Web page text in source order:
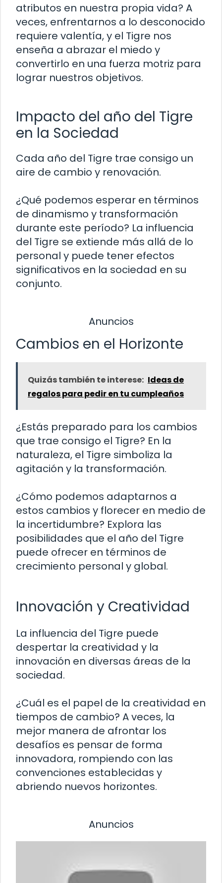
atributos en nuestra propia vida? A
veces, enfrentarnos a lo desconocido
requiere valentía, y el Tigre nos
enseña a abrazar el miedo y
convertirlo en una fuerza motriz para
lograr nuestros objetivos.
Impacto del año del Tigre
en la Sociedad
Cada año del Tigre trae consigo un
aire de cambio y renovación.
¿Qué podemos esperar en términos
de dinamismo y transformación
durante este período? La influencia
del Tigre se extiende más allá de lo
personal y puede tener efectos
significativos en la sociedad en su
conjunto.
Anuncios
Cambios en el Horizonte
Quizás también te interese: Ideas de
regalos para pedir en tu cumpleaños
¿Estás preparado para los cambios
que trae consigo el Tigre? En la
naturaleza, el Tigre simboliza la
agitación y la transformación.
¿Cómo podemos adaptarnos a
estos cambios y florecer en medio de
la incertidumbre? Explora las
posibilidades que el año del Tigre
puede ofrecer en términos de
crecimiento personal y global.
Innovación y Creatividad
La influencia del Tigre puede
despertar la creatividad y la
innovación en diversas áreas de la
sociedad.
¿Cuál es el papel de la creatividad en
tiempos de cambio? A veces, la
mejor manera de afrontar los
desafíos es pensar de forma
innovadora, rompiendo con las
convenciones establecidas y
abriendo nuevos horizontes.
Anuncios